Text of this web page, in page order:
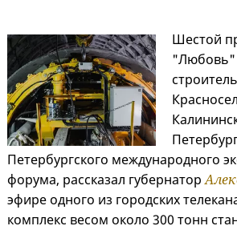
Шестой
"Любовь"
Петербургского международного
форума, рассказал губернатор
эфире одного из городских
комплекс весом около 300 тонн